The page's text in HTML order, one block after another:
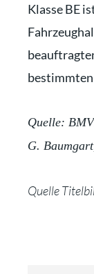
Klasse BE
Quelle:
G.
Quelle